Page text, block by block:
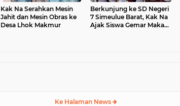
Kak Na Serahkan Mesin
Jahit dan Mesin Obras ke
Desa Lhok Makmur
Berkunjung ke SD Negeri
7 Simeulue Barat, Kak Na
Ajak Siswa Gemar Makan
Ke Halaman News